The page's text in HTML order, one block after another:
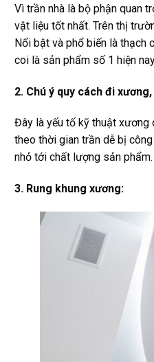
Vì trần nhà là bộ phận quan
vật liệu tốt nhất. Trên thị
Nổi bật và phổ biến là thạch
coi là sản phẩm số 1 hiện
2. Chú ý quy cách đi
Đây là yếu tố kỹ thuật xương
theo thời gian trần dễ bị
nhỏ tới chất lượng sản
3. Rung khung xương: